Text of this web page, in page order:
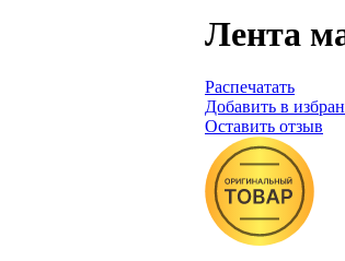
Лента
Распечатать
Добавить в
Оставить отзыв